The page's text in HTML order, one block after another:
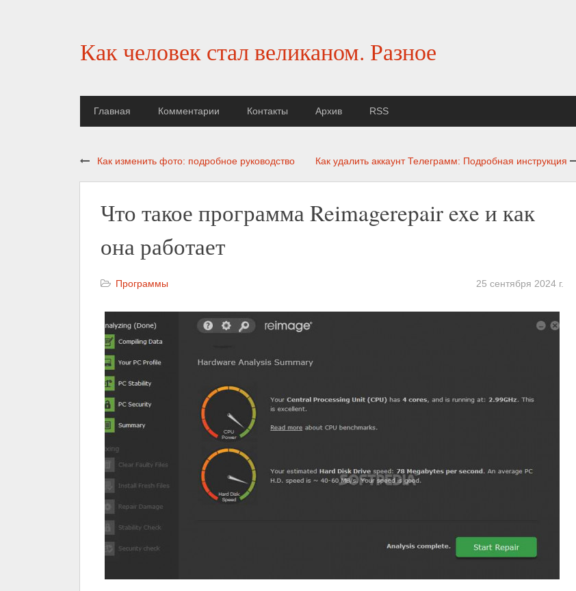
Как человек стал великаном. Разное
Главная Комментарии Контакты Архив RSS
Как изменить фото: подробное руководство Как удалить аккаунт Телеграмм: Подробная инструкция
Что такое программа Reimagerepair exe и как
она работает
Программы 25 сентября 2024 г.